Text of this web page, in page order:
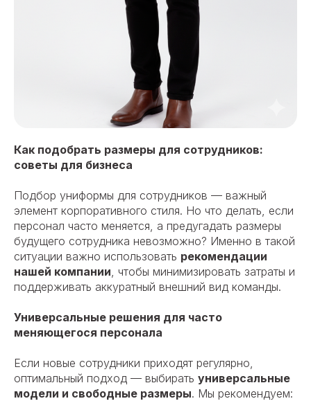
Как подобрать размеры для сотрудников:
советы для бизнеса
Подбор униформы для сотрудников — важный
элемент корпоративного стиля. Но что делать, если
персонал часто меняется, а предугадать размеры
будущего сотрудника невозможно? Именно в такой
ситуации важно использовать рекомендации
нашей компании, чтобы минимизировать затраты и
поддерживать аккуратный внешний вид команды.
Универсальные решения для часто
меняющегося персонала
Если новые сотрудники приходят регулярно,
оптимальный подход — выбирать универсальные
модели и свободные размеры. Мы рекомендуем: